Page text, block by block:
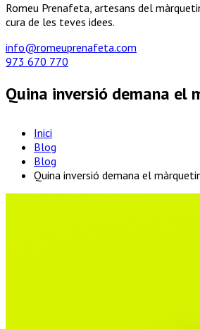
Romeu Prenafeta, artesans del
cura de les teves idees.
info@romeuprenafeta.com
973 670 770
Quina inversió demana el
Inici
Blog
Blog
Quina inversió demana el